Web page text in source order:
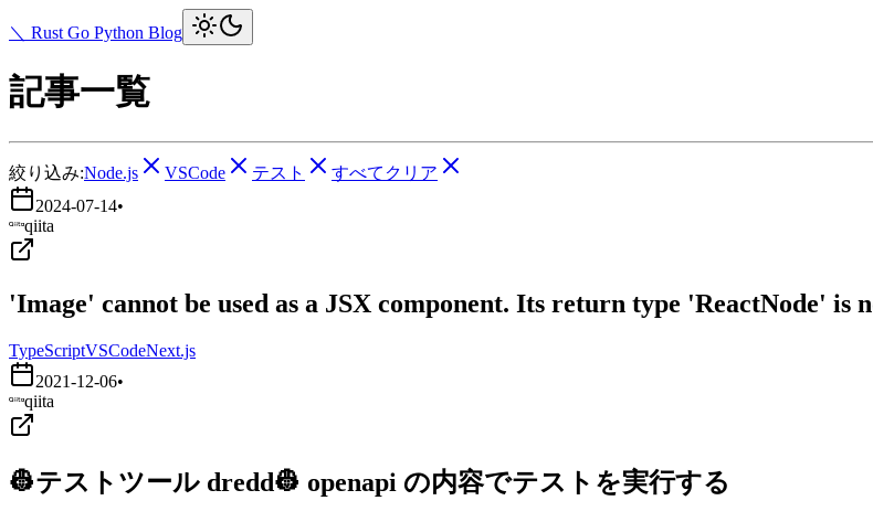
＼ Rust Go Python Blog
記事一覧
絞り込み:Node.js VSCode テスト
すべてクリア
2024-07-14•
qiita
'Image' cannot be used as a JSX component. Its return type 'ReactNode' is
TypeScriptVSCodeNext.js
2021-12-06•
qiita
👷テストツール dredd👷 openapi の内容でテストを実行する